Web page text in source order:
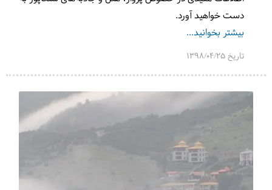
دست خواهید آورد.
بیشتر بخوانید...
تاریخ 1398/04/25